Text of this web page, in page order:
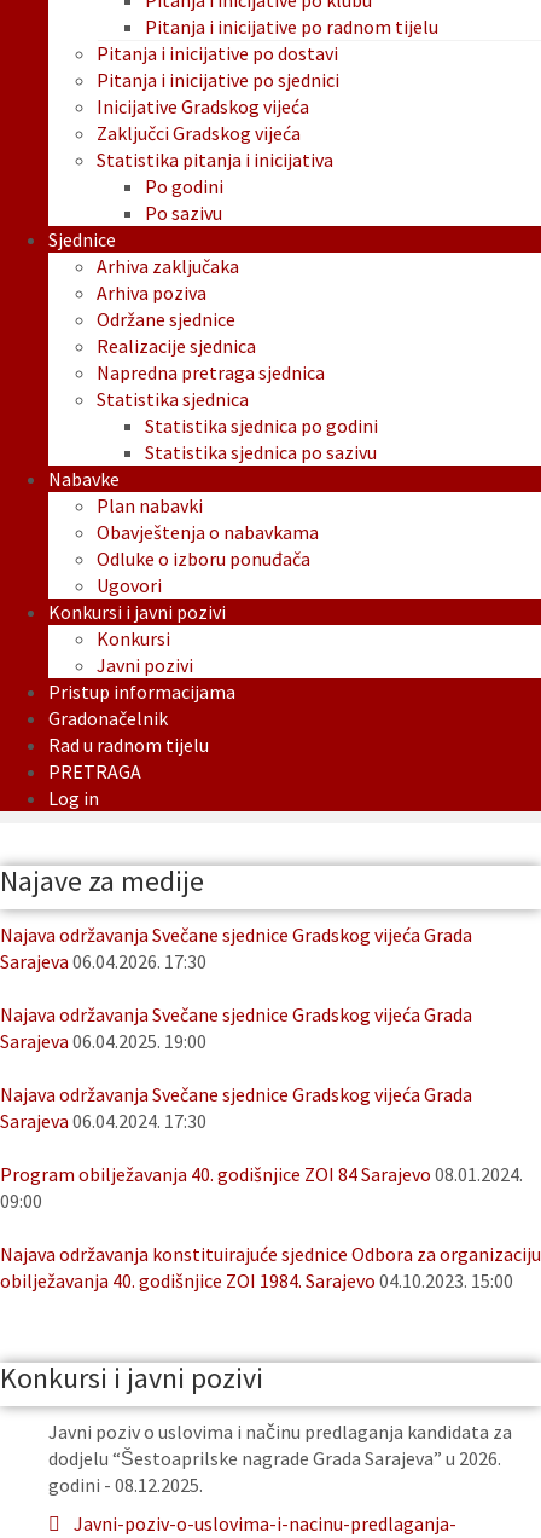
Pitanja i inicijative po radnom tijelu
Pitanja i inicijative po dostavi
Pitanja i inicijative po sjednici
Inicijative Gradskog vijeća
Zaključci Gradskog vijeća
Statistika pitanja i inicijativa
Po godini
Po sazivu
Sjednice
Arhiva zaključaka
Arhiva poziva
Održane sjednice
Realizacije sjednica
Napredna pretraga sjednica
Statistika sjednica
Statistika sjednica po godini
Statistika sjednica po sazivu
Nabavke
Plan nabavki
Obavještenja o nabavkama
Odluke o izboru ponuđača
Ugovori
Konkursi i javni pozivi
Konkursi
Javni pozivi
Pristup informacijama
Gradonačelnik
Rad u radnom tijelu
PRETRAGA
Log in
Najave za medije
Najava održavanja Svečane sjednice Gradskog vijeća Grada
Sarajeva 06.04.2026. 17:30
Najava održavanja Svečane sjednice Gradskog vijeća Grada
Sarajeva 06.04.2025. 19:00
Najava održavanja Svečane sjednice Gradskog vijeća Grada
Sarajeva 06.04.2024. 17:30
Program obilježavanja 40. godišnjice ZOI 84 Sarajevo 08.01.2024.
09:00
Najava održavanja konstituirajuće sjednice Odbora za organizaciju
obilježavanja 40. godišnjice ZOI 1984. Sarajevo 04.10.2023. 15:00
Konkursi i javni pozivi
Javni poziv o uslovima i načinu predlaganja kandidata za
dodjelu “Šestoaprilske nagrade Grada Sarajeva” u 2026.
godini - 08.12.2025.
Javni-poziv-o-uslovima-i-nacinu-predlaganja-